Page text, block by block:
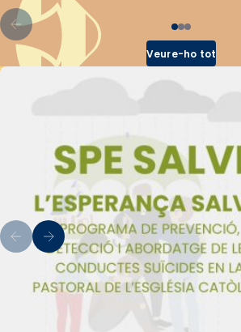
Veure-ho tot